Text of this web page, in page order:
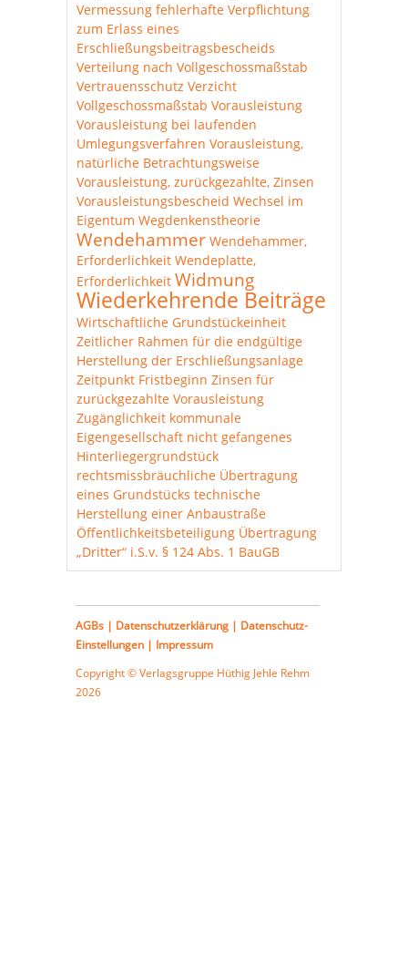
Vermessung fehlerhafte Verpflichtung
zum Erlass eines
Erschließungsbeitragsbescheids
Verteilung nach Vollgeschossmaßstab
Vertrauensschutz Verzicht
Vollgeschossmaßstab Vorausleistung
Vorausleistung bei laufenden
Umlegungsverfahren Vorausleistung,
natürliche Betrachtungsweise
Vorausleistung, zurückgezahlte, Zinsen
Vorausleistungsbescheid Wechsel im
Eigentum Wegdenkenstheorie
Wendehammer Wendehammer,
Erforderlichkeit Wendeplatte,
Erforderlichkeit Widmung
Wiederkehrende Beiträge
Wirtschaftliche Grundstückeinheit
Zeitlicher Rahmen für die endgültige
Herstellung der Erschließungsanlage
Zeitpunkt Fristbeginn Zinsen für
zurückgezahlte Vorausleistung
Zugänglichkeit kommunale
Eigengesellschaft nicht gefangenes
Hinterliegergrundstück
rechtsmissbräuchliche Übertragung
eines Grundstücks technische
Herstellung einer Anbaustraße
Öffentlichkeitsbeteiligung Übertragung
„Dritter“ i.S.v. § 124 Abs. 1 BauGB
AGBs | Datenschutzerklärung | Datenschutz-
Einstellungen | Impressum
Copyright © Verlagsgruppe Hüthig Jehle Rehm
2026